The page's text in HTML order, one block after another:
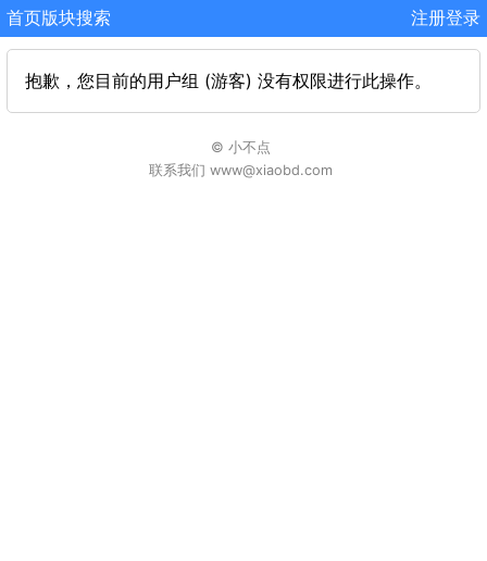
首页版块搜索 注册登录
抱歉，您目前的用户组 (游客) 没有权限进行此操作。
© 小不点
联系我们 www@xiaobd.com